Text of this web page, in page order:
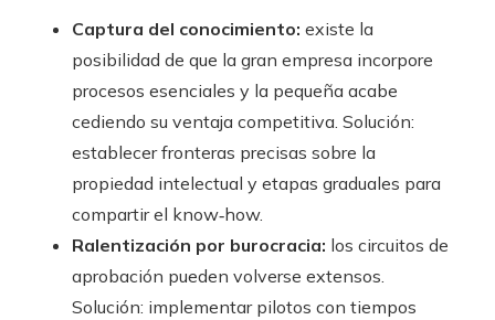
Captura del conocimiento: existe la
posibilidad de que la gran empresa incorpore
procesos esenciales y la pequeña acabe
cediendo su ventaja competitiva. Solución:
establecer fronteras precisas sobre la
propiedad intelectual y etapas graduales para
compartir el know‑how.
Ralentización por burocracia: los circuitos de
aprobación pueden volverse extensos.
Solución: implementar pilotos con tiempos